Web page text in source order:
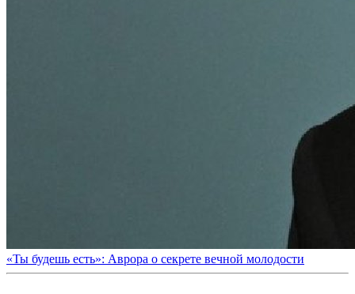
«Ты будешь есть»: Аврора о секрете вечной молодости